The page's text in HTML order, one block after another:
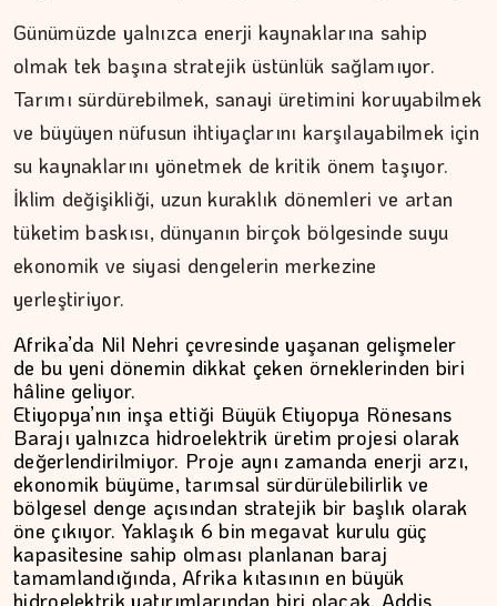
Günümüzde yalnızca enerji kaynaklarına sahip
olmak tek başına stratejik üstünlük sağlamıyor.
Tarımı sürdürebilmek, sanayi üretimini koruyabilmek
ve büyüyen nüfusun ihtiyaçlarını karşılayabilmek için
su kaynaklarını yönetmek de kritik önem taşıyor.
İklim değişikliği, uzun kuraklık dönemleri ve artan
tüketim baskısı, dünyanın birçok bölgesinde suyu
ekonomik ve siyasi dengelerin merkezine
yerleştiriyor.
Afrika’da Nil Nehri çevresinde yaşanan gelişmeler
de bu yeni dönemin dikkat çeken örneklerinden biri
hâline geliyor.
Etiyopya’nın inşa ettiği Büyük Etiyopya Rönesans
Barajı yalnızca hidroelektrik üretim projesi olarak
değerlendirilmiyor. Proje aynı zamanda enerji arzı,
ekonomik büyüme, tarımsal sürdürülebilirlik ve
bölgesel denge açısından stratejik bir başlık olarak
öne çıkıyor. Yaklaşık 6 bin megavat kurulu güç
kapasitesine sahip olması planlanan baraj
tamamlandığında, Afrika kıtasının en büyük
hidroelektrik yatırımlarından biri olacak. Addis
DR. TANER EKİNCİ
Nefes, agni ve içsel denge